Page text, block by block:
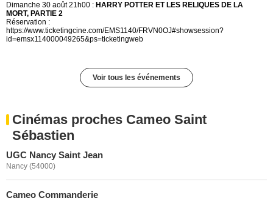
Dimanche 30 août 21h00 : HARRY POTTER ET LES RELIQUES DE LA
MORT, PARTIE 2
Réservation :
https://www.ticketingcine.com/EMS1140/FRVN0OJ#showsession?
id=emsx114000049265&ps=ticketingweb
Voir tous les événements
Cinémas proches Cameo Saint
Sébastien
UGC Nancy Saint Jean
Nancy (54000)
Cameo Commanderie